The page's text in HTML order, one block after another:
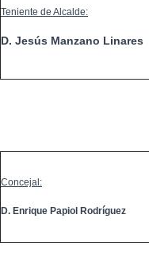
Teniente de Alcalde:
D. Jesús Manzano Linares
Concejal:
D. Enrique Papiol Rodríguez